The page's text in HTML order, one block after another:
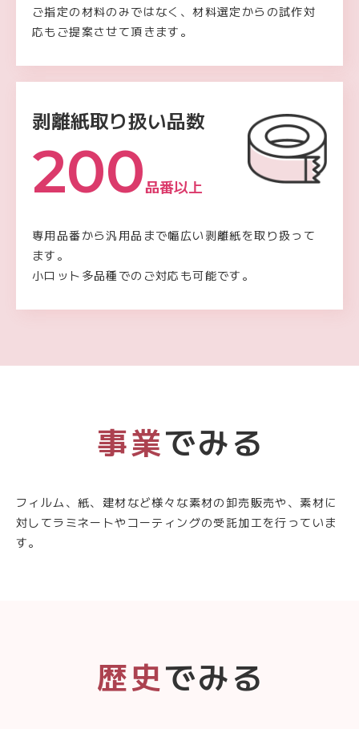
ご指定の材料のみではなく、材料選定からの試作対
応もご提案させて頂きます。
剥離紙取り扱い品数
200品番以上
専用品番から汎用品まで幅広い剥離紙を取り扱って
ます。
小ロット多品種でのご対応も可能です。
事業でみる
フィルム、紙、建材など様々な素材の卸売販売や、素材に
対してラミネートやコーティングの受託加工を行っていま
す。
歴史でみる